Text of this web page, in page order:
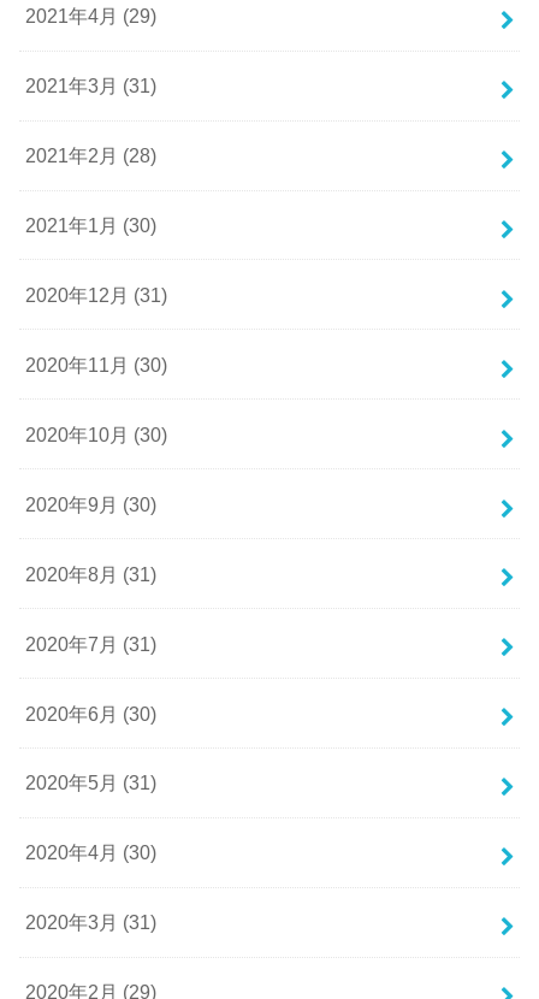
2021年4月 (29)
2021年3月 (31)
2021年2月 (28)
2021年1月 (30)
2020年12月 (31)
2020年11月 (30)
2020年10月 (30)
2020年9月 (30)
2020年8月 (31)
2020年7月 (31)
2020年6月 (30)
2020年5月 (31)
2020年4月 (30)
2020年3月 (31)
2020年2月 (29)